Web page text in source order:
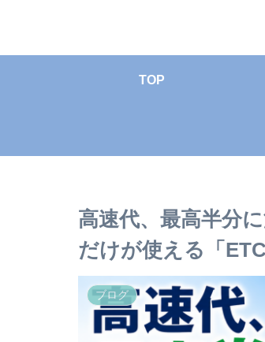
TOP
高速代、最高半分
だけが使える「
ブログ